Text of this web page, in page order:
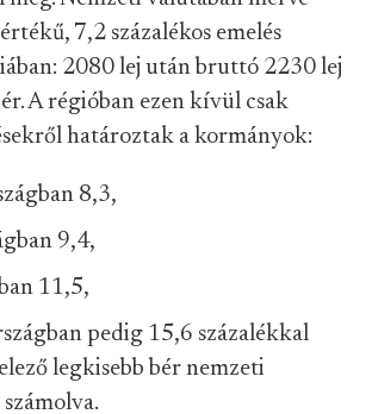
7,2 százalékos emelés
2080 lej után bruttó 2230 lej
A régióban ezen kívül csak
határoztak a kormányok:
8,3,
9,4,
11,5,
pedig 15,6 százalékkal
legkisebb bér nemzeti